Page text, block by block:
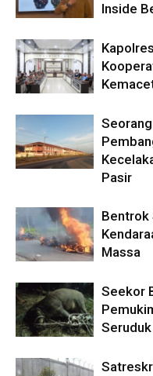
Inside
Pasir
Bentrok
Massa
Seekor